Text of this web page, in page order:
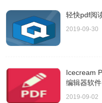
轻快pdf阅
2019-09-30
Icecream
编辑器软件
2019-09-02